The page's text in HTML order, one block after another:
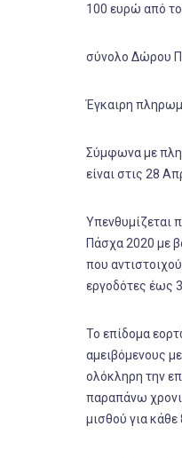
100 ευρώ από
σύνολο Δώρου
Έγκαιρη
Σύμφωνα με
είναι στις 28
Υπενθυμίζεται
Πάσχα 2020 με
που
εργοδότες έως
Το επίδομα
αμειβόμενους
ολόκληρη την
παραπάνω
μισθού για κάθε